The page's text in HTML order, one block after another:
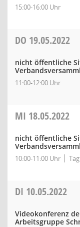
15:00-16:00 Uhr
DO 19.05.2022
nicht öffentliche
11:00-12:00 Uhr
MI 18.05.2022
nicht öffentliche
10:00-11:00 Uhr
DI 10.05.2022
Videokonferenz
Arbeitsgruppe